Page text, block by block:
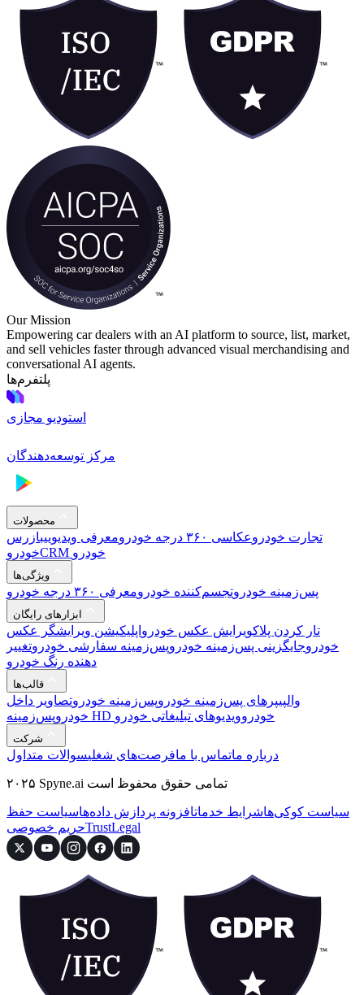
Our Mission
Empowering car dealers with an AI platform to source, list, market,
and sell vehicles faster through advanced visual merchandising and
conversational AI agents.
پلتفرم‌ها
استودیو مجازی
مرکز توسعه‌دهندگان
محصولات
تجارت خودروعکاسی ۳۶۰ درجه خودرو معرفی ویدیوییبازرس
خودرو
CRM خودرو
ویژگی‌ها
پس‌زمینه خودروتجسم‌کننده خودرومعرفی ۳۶۰ درجه خودرو
ابزارهای رایگان
تار کردن پلاکویرایش عکس خودرو اپلیکیشن ویرایشگر عکس
خودروجایگزینی پس‌زمینه خودروپس‌زمینه سفارشی خودروتغییر
دهنده رنگ خودرو
قالب‌ها
والپیپرهای پس‌زمینه خودروپس‌زمینه خودروتصاویر داخل
خودرو
پس‌زمینه HD خودروویدیوهای تبلیغاتی خودرو
شرکت
درباره ماتماس با مافرصت‌های شغلیسوالات متداول
۲۰۲۵ Spyne.ai تمامی حقوق محفوظ است
سیاست کوکی‌هاشرایط خدماتافزونه پردازش داده‌هاسیاست حفظ
حریم خصوصیTrustLegal